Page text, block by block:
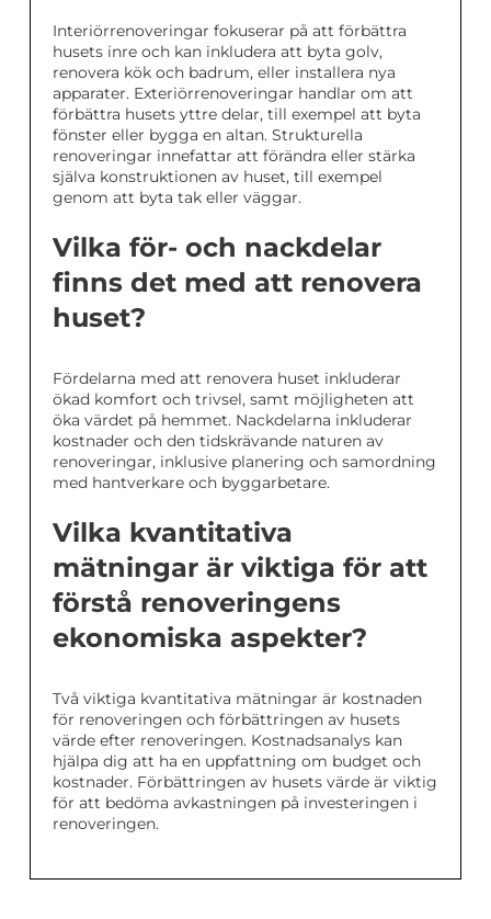
Interiörrenoveringar fokuserar på att förbättra
husets inre och kan inkludera att byta golv,
renovera kök och badrum, eller installera nya
apparater. Exteriörrenoveringar handlar om att
förbättra husets yttre delar, till exempel att byta
fönster eller bygga en altan. Strukturella
renoveringar innefattar att förändra eller stärka
själva konstruktionen av huset, till exempel
genom att byta tak eller väggar.
Vilka för- och nackdelar
finns det med att renovera
huset?
Fördelarna med att renovera huset inkluderar
ökad komfort och trivsel, samt möjligheten att
öka värdet på hemmet. Nackdelarna inkluderar
kostnader och den tidskrävande naturen av
renoveringar, inklusive planering och samordning
med hantverkare och byggarbetare.
Vilka kvantitativa
mätningar är viktiga för att
förstå renoveringens
ekonomiska aspekter?
Två viktiga kvantitativa mätningar är kostnaden
för renoveringen och förbättringen av husets
värde efter renoveringen. Kostnadsanalys kan
hjälpa dig att ha en uppfattning om budget och
kostnader. Förbättringen av husets värde är viktig
för att bedöma avkastningen på investeringen i
renoveringen.